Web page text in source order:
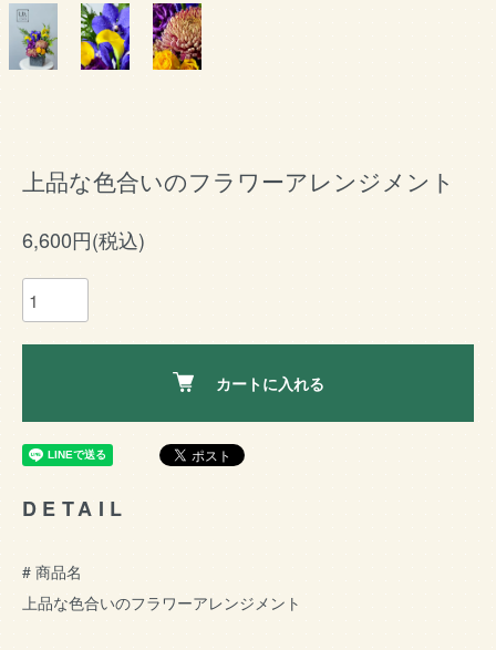
上品な色合いのフラワーアレンジメント
6,600円(税込)
カートに入れる
DETAIL
# 商品名
上品な色合いのフラワーアレンジメント